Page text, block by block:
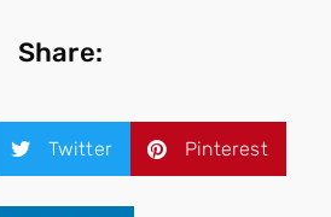
Share:
Twitter Pinterest